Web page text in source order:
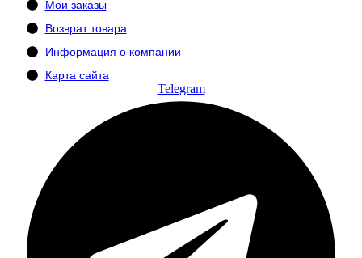
Мои заказы
Возврат товара
Информация о компании
Карта сайта
Telegram